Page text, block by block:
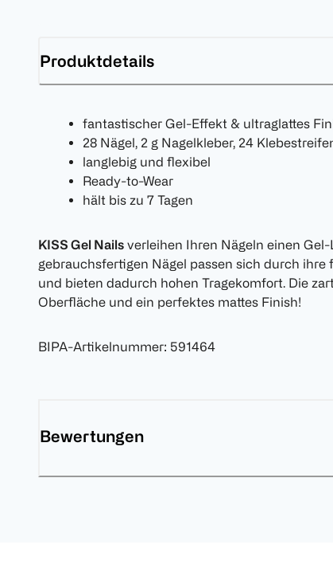
Produktdetails
fantastischer Gel-Effekt & ultraglattes
28 Nägel, 2 g Nagelkleber, 24
langlebig und flexibel
Ready-to-Wear
hält bis zu 7 Tagen
KISS Gel Nails verleihen Ihren Nägeln einen
gebrauchsfertigen Nägel passen sich durch
und bieten dadurch hohen Tragekomfort. Die
Oberfläche und ein perfektes mattes Finish!
BIPA-Artikelnummer: 591464
Bewertungen